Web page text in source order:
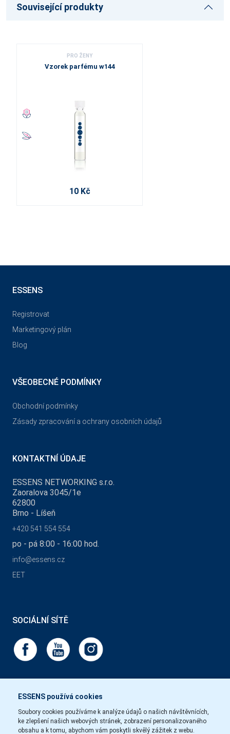
Související produkty
PRO ŽENY
Vzorek parfému w144
10 Kč
ESSENS používá cookies
Soubory cookies používáme k analýze údajů o našich návštěvnících,
ke zlepšení našich webových stránek, zobrazení personalizovaného
obsahu a k tomu, abychom vám poskytli skvělý zážitek z webu.
ESSENS
Registrovat
Marketingový plán
Blog
VŠEOBECNÉ PODMÍNKY
Obchodní podmínky
Zásady zpracování a ochrany osobních údajů
KONTAKTNÍ ÚDAJE
ESSENS NETWORKING s.r.o.
Zaoralova 3045/1e
62800
Brno - Líšeň
+420 541 554 554
po - pá 8:00 - 16:00 hod.
info@essens.cz
EET
SOCIÁLNÍ SÍTĚ